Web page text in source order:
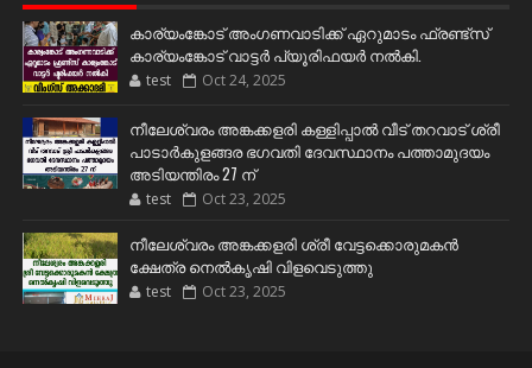
കാര്യംങ്കോട് അംഗണവാടിക്ക് ഏറുമാടം ഫ്രണ്ട്സ്
കാര്യംങ്കോട് വാട്ടർ പ്യൂരിഫയർ നൽകി.
test Oct 24, 2025
നീലേശ്വരം അങ്കക്കളരി കള്ളിപ്പാൽ വീട് തറവാട് ശ്രീ
പാടാർകുളങ്ങര ഭഗവതി ദേവസ്ഥാനം പത്താമുദയം
അടിയന്തിരം 27 ന്
test Oct 23, 2025
നീലേശ്വരം അങ്കക്കളരി ശ്രീ വേട്ടക്കൊരുമകൻ
ക്ഷേത്ര നെൽകൃഷി വിളവെടുത്തു
test Oct 23, 2025